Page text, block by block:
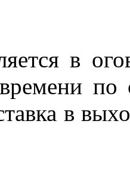
в
по
в